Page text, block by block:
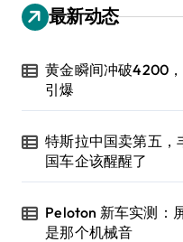
最新动态
黄金瞬间冲破4200
引爆
特斯拉中国卖第五
国车企该醒醒了
Peloton 新车实测：
是那个机械音